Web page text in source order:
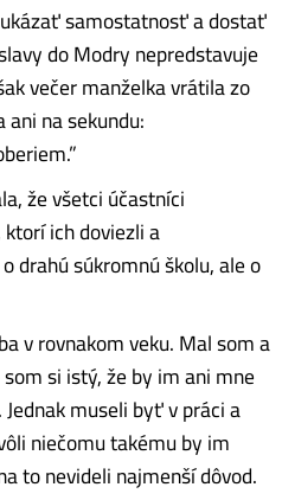
samostatnosť a dostať
do Modry nepredstavuje
večer manželka vrátila zo
na sekundu:
že všetci účastníci
ich doviezli a
drahú súkromnú školu, ale o
v rovnakom veku. Mal som a
si istý, že by im ani mne
museli byť v práci a
niečomu takému by im
to nevideli najmenší dôvod.